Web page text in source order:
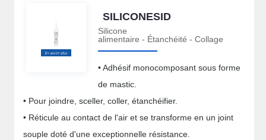
SILICONESID
Silicone
alimentaire - Étanchéité - Collage
• Adhésif monocomposant sous forme
de mastic.
• Pour joindre, sceller, coller, étanchéifier.
• Réticule au contact de l'air et se transforme en un joint
souple doté d'une exceptionnelle résistance.